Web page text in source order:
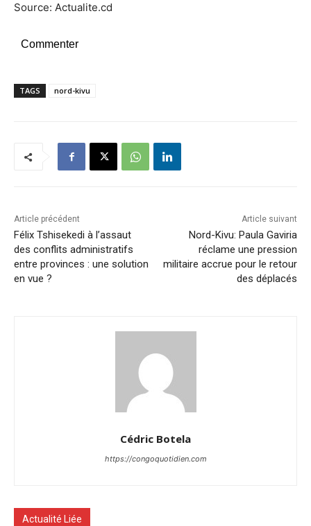
Source: Actualite.cd
Commenter
TAGS nord-kivu
Article précédent
Félix Tshisekedi à l’assaut
des conflits administratifs
entre provinces : une solution
en vue ?
Article suivant
Nord-Kivu: Paula Gaviria
réclame une pression
militaire accrue pour le retour
des déplacés
Cédric Botela
https://congoquotidien.com
Actualité Liée